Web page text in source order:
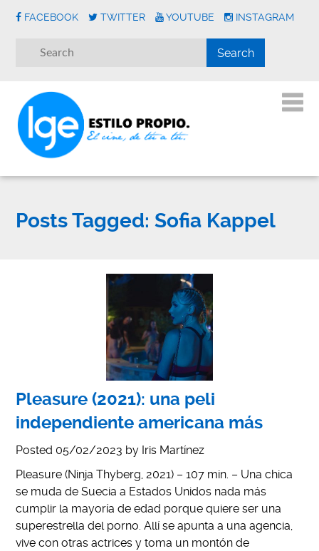
FACEBOOK TWITTER YOUTUBE INSTAGRAM
Posts Tagged: Sofia Kappel
Pleasure (2021): una peli
independiente americana más
Posted 05/02/2023 by Iris Martínez
Pleasure (Ninja Thyberg, 2021) – 107 min. – Una chica
se muda de Suecia a Estados Unidos nada más
cumplir la mayoría de edad porque quiere ser una
superestrella del porno. Allí se apunta a una agencia,
vive con otras actrices y toma un montón de